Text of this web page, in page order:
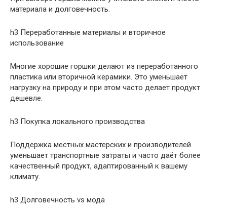
материала и долговечность.
h3 Переработанные материалы и вторичное
использование
Многие хорошие горшки делают из переработанного
пластика или вторичной керамики. Это уменьшает
нагрузку на природу и при этом часто делает продукт
дешевле.
h3 Покупка локального производства
Поддержка местных мастерских и производителей
уменьшает транспортные затраты и часто даёт более
качественный продукт, адаптированный к вашему
климату.
h3 Долговечность vs мода